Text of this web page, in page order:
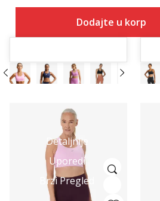
Dodajte u korpu
Detaljnije
Uporedi
Brzi Pregled